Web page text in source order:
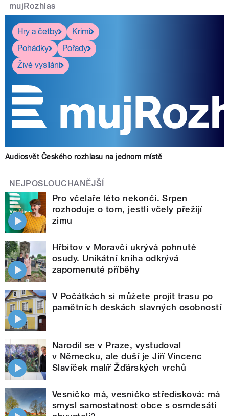
mujRozhlas
Hry a četby
Krimi
Pohádky
Pořady
Živé vysílání
Audiosvět Českého rozhlasu na jednom místě
NEJPOSLOUCHANĚJŠÍ
Pro včelaře léto nekončí. Srpen
rozhoduje o tom, jestli včely přežijí
zimu
Hřbitov v Moravči ukrývá pohnuté
osudy. Unikátní kniha odkrývá
zapomenuté příběhy
V Počátkách si můžete projít trasu po
pamětních deskách slavných osobností
Narodil se v Praze, vystudoval
v Německu, ale duší je Jiří Vincenc
Slavíček malíř Žďárských vrchů
Vesničko má, vesničko středisková: má
smysl samostatnost obce s osmdesáti